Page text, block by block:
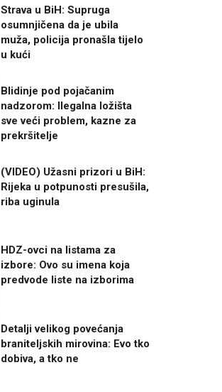
Strava u BiH: Supruga
osumnjičena da je ubila
muža, policija pronašla tijelo
u kući
Blidinje pod pojačanim
nadzorom: Ilegalna ložišta
sve veći problem, kazne za
prekršitelje
(VIDEO) Užasni prizori u BiH:
Rijeka u potpunosti presušila,
riba uginula
HDZ-ovci na listama za
izbore: Ovo su imena koja
predvode liste na izborima
Detalji velikog povećanja
braniteljskih mirovina: Evo tko
dobiva, a tko ne